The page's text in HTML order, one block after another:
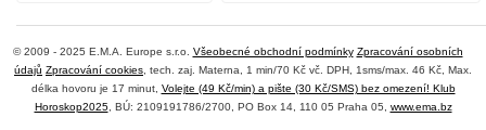
© 2009 - 2025 E.M.A. Europe s.r.o. Všeobecné obchodní podmínky Zpracování osobních
údajů Zpracování cookies , tech. zaj. Materna, 1 min/70 Kč vč. DPH, 1sms/max. 46 Kč, Max.
délka hovoru je 17 minut, Volejte (49 Kč/min) a pište (30 Kč/SMS) bez omezení! Klub
Horoskop2025, BÚ: 2109191786/2700, PO Box 14, 110 05 Praha 05, www.ema.bz